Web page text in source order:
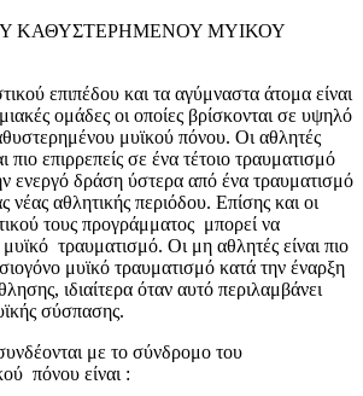
ΚΑΘΥΣΤΕΡΗΜΕΝΟΥ ΜΥΙΚΟΥ
επιπέδου και τα αγύμναστα άτομα είναι
ομάδες οι οποίες βρίσκονται σε υψηλό
μυϊκού πόνου. Οι αθλητές
πιο επιρρεπείς σε ένα τέτοιο τραυματισμό
ενεργό δράση ύστερα από ένα τραυματισμό
νέας αθλητικής περιόδου. Επίσης και οι
τους προγράμματος μπορεί να
τραυματισμό. Οι μη αθλητές είναι πιο
μυϊκό τραυματισμό κατά την έναρξη
ιδιαίτερα όταν αυτό περιλαμβάνει
σύσπασης.
με το σύνδρομο του
πόνου είναι :